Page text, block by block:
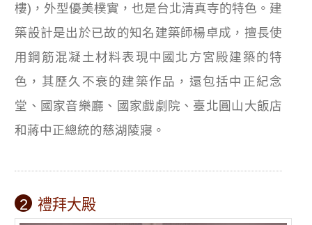
樓)，外型優美樸實，也是台北清真寺的特色。建
築設計是出於已故的知名建築師楊卓成，擅長使
用鋼筋混凝土材料表現中國北方宮殿建築的特
色，其歷久不衰的建築作品，還包括中正紀念
堂、國家音樂廳、國家戲劇院、臺北圓山大飯店
和蔣中正總統的慈湖陵寢。
2 禮拜大殿